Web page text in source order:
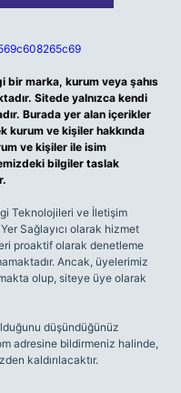
bir marka, kurum veya şahıs
Sitede yalnızca kendi
Burada yer alan içerikler
kurum ve kişiler hakkında
ve kişiler ile isim
bilgiler taslak
Teknolojileri ve İletişim
Sağlayıcı olarak hizmet
proaktif olarak denetleme
Ancak, üyelerimiz
olup, siteye üye olarak
düşündüğünüz
adresine bildirmeniz halinde,
kaldırılacaktır.